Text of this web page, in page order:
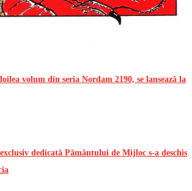
volum din seria Nordam 2190, se lansează la
dedicată Pământului de Mijloc s-a deschis